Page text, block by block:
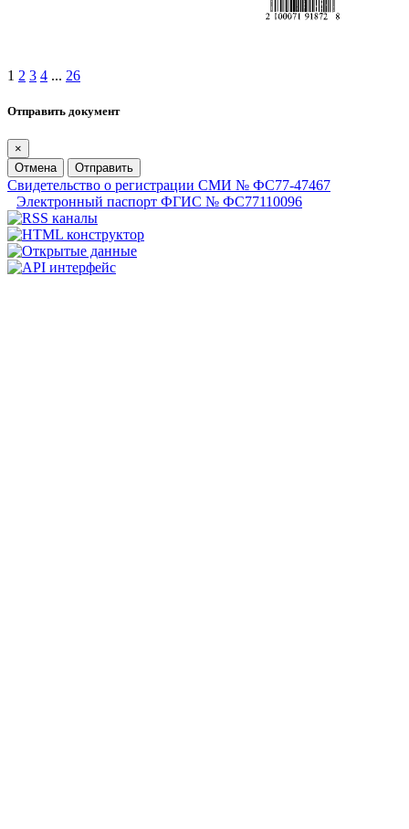
1 2 3 4 ... 26
Отправить документ
×
Отмена
Отправить
Свидетельство о регистрации СМИ № ФС77-47467
Электронный паспорт ФГИС № ФС77110096